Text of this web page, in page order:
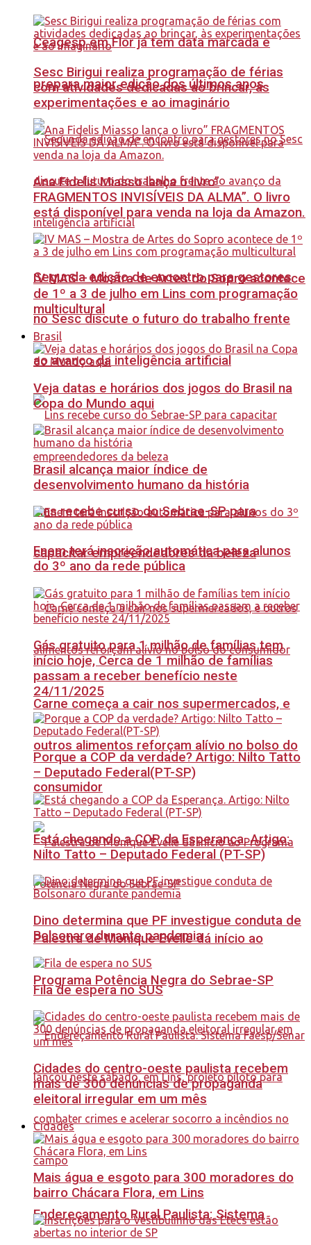
Ceagesp em Flor já tem data marcada e
prepara maior edição dos últimos anos
Segunda edição de encontro para gestores
no Sesc discute o futuro do trabalho frente
ao avanço da inteligência artificial
Lins recebe curso do Sebrae-SP para
capacitar empreendedores da beleza
Carne começa a cair nos supermercados, e
outros alimentos reforçam alívio no bolso do
consumidor
Palestra de Monique Evelle dá início ao
Programa Potência Negra do Sebrae-SP
Endereçamento Rural Paulista: Sistema
Sesc Birigui realiza programação de férias
com atividades dedicadas ao brincar, às
experimentações e ao imaginário
Ana Fidelis Miasso lança o livro”
FRAGMENTOS INVISÍVEIS DA ALMA”. O livro
está disponível para venda na loja da Amazon.
IV MAS – Mostra de Artes do Sopro acontece
de 1º a 3 de julho em Lins com programação
multicultural
Brasil
Veja datas e horários dos jogos do Brasil na
Copa do Mundo aqui
Brasil alcança maior índice de
desenvolvimento humano da história
Enem terá inscrição automática para alunos
do 3º ano da rede pública
Gás gratuito para 1 milhão de famílias tem
início hoje, Cerca de 1 milhão de famílias
passam a receber benefício neste
24/11/2025
Porque a COP da verdade? Artigo: Nilto Tatto
– Deputado Federal(PT-SP)
Está chegando a COP da Esperança. Artigo:
Nilto Tatto – Deputado Federal (PT-SP)
Dino determina que PF investigue conduta de
Bolsonaro durante pandemia
Fila de espera no SUS
Cidades do centro-oeste paulista recebem
mais de 300 denúncias de propaganda
eleitoral irregular em um mês
Cidades
Mais água e esgoto para 300 moradores do
bairro Chácara Flora, em Lins